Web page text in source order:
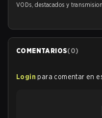
VODs, destacados y
COMENTARIOS(0)
Login para comentar en